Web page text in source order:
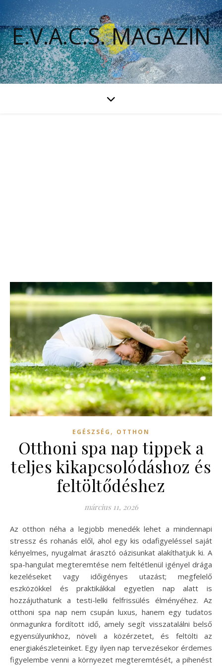
E.V.A.C.S. MAGAZIN
EGÉSZSÉG , OTTHON
Otthoni spa nap tippek a
teljes kikapcsolódáshoz és
feltöltődéshez
március 11, 2026
Az otthon néha a legjobb menedék lehet a mindennapi
stressz és rohanás elől, ahol egy kis odafigyeléssel saját
kényelmes, nyugalmat árasztó oázisunkat alakíthatjuk ki. A
spa-hangulat megteremtése nem feltétlenül igényel drága
kezeléseket vagy időigényes utazást; megfelelő
eszközökkel és praktikákkal egyetlen nap alatt is
hozzájuthatunk a testi-lelki felfrissülés élményéhez. Az
otthoni spa nap nem csupán luxus, hanem egy tudatos
önmagunkra fordított idő, amely segít visszatalálni belső
egyensúlyunkhoz, növeli a közérzetet, és feltölti az
energiakészleteinket. Egy ilyen nap tervezésekor érdemes
figyelembe venni a környezet megteremtését, a pihenést